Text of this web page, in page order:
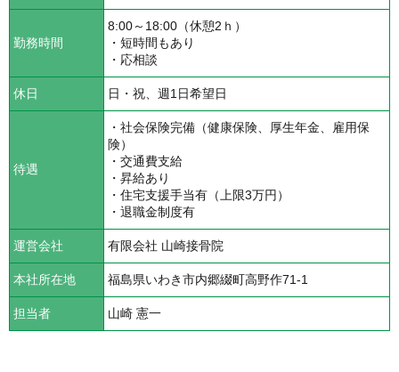
勤務時間
8:00～18:00（休憩2ｈ）
・短時間もあり
・応相談
休日 日・祝、週1日希望日
待遇
・社会保険完備（健康保険、厚生年金、雇用保
険）
・交通費支給
・昇給あり
・住宅支援手当有（上限3万円）
・退職金制度有
運営会社 有限会社 山崎接骨院
本社所在地 福島県いわき市内郷綴町高野作71-1
担当者 山崎 憲一